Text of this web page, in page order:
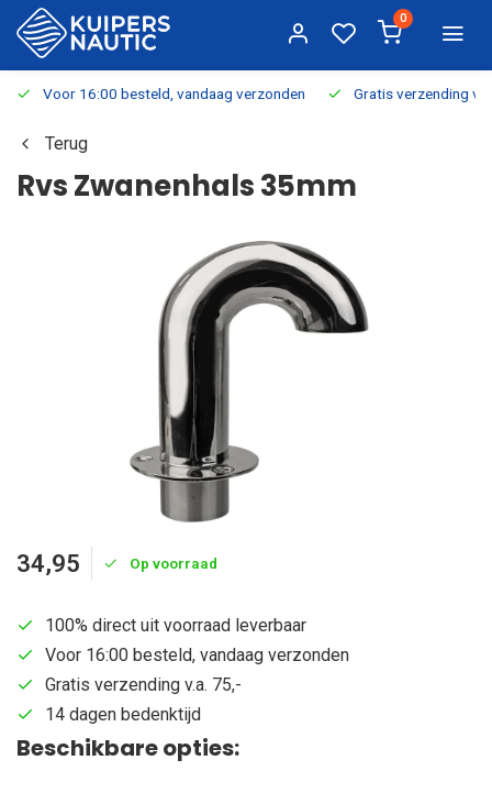
0
Voor 16:00 besteld, vandaag verzonden Gratis verzending
Terug
Rvs Zwanenhals 35mm
34,95 Op voorraad
100% direct uit voorraad leverbaar
Voor 16:00 besteld, vandaag verzonden
Gratis verzending v.a. 75,-
14 dagen bedenktijd
Beschikbare opties: